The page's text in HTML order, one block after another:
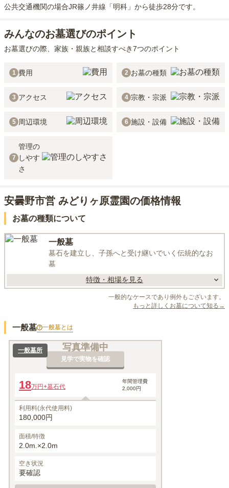
公共交通機関の場合JR篠ノ井線「明科」から徒歩28分です。
みんなのお墓選びのポイント
お墓選びの際、家族・親族と相談すべき7つのポイント
1 費用 2 お墓の種類
3 アクセス 4 宗教・宗派
5 周辺環境 6 施設・設備
7
管理の
しやす
さ
安曇野市営 みどりヶ原霊園の価格情報
お墓の種類について
一般墓
墓石を建立し、子孫へと受け継いでいく伝統的なお
墓
特徴・相場を見る
一般的なケースであり例外もございます。
もっと詳しくお墓について知る→
一般墓 一般墓とは
写真準備中
見学で実物を確認
一般墓所
18万円+墓石代
年間管理費
2,000円
利用料(永代使用料)
180,000円
面積/特徴
2.0m.×2.0m
空き状況
要確認